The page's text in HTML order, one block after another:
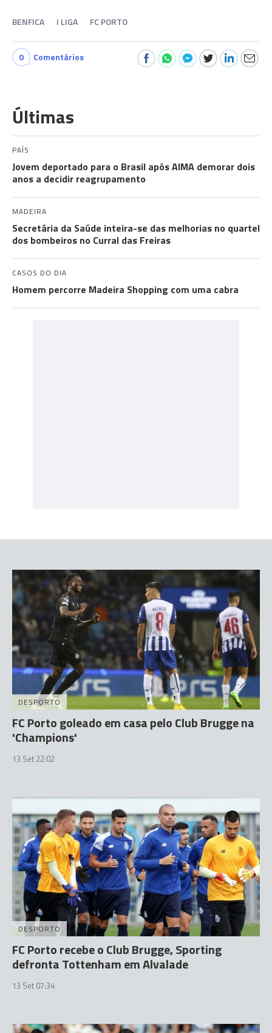
BENFICA I LIGA FC PORTO
0 Comentários
Últimas
PAÍS
Jovem deportado para o Brasil após AIMA demorar dois
anos a decidir reagrupamento
MADEIRA
Secretária da Saúde inteira-se das melhorias no quartel
dos bombeiros no Curral das Freiras
CASOS DO DIA
Homem percorre Madeira Shopping com uma cabra
DESPORTO
FC Porto goleado em casa pelo Club Brugge na
'Champions'
13 Set 22:02
DESPORTO
FC Porto recebe o Club Brugge, Sporting
defronta Tottenham em Alvalade
13 Set 07:34